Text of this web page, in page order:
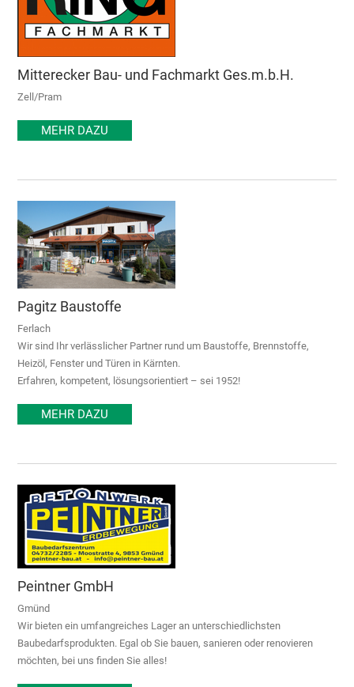
Mitterecker Bau- und Fachmarkt Ges.m.b.H.
Zell/Pram
MEHR DAZU
Pagitz Baustoffe
Ferlach
Wir sind Ihr verlässlicher Partner rund um Baustoffe, Brennstoffe,
Heizöl, Fenster und Türen in Kärnten.
Erfahren, kompetent, lösungsorientiert – sei 1952!
MEHR DAZU
Peintner GmbH
Gmünd
Wir bieten ein umfangreiches Lager an unterschiedlichsten
Baubedarfsprodukten. Egal ob Sie bauen, sanieren oder renovieren
möchten, bei uns finden Sie alles!